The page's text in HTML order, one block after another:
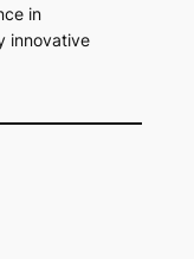
in
innovative